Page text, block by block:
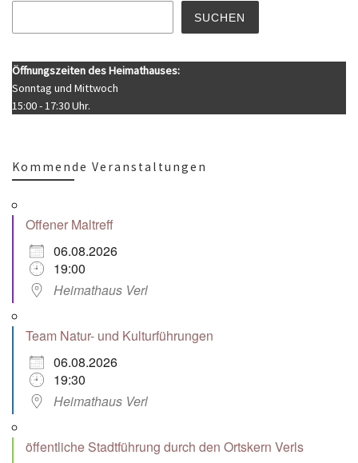
SUCHEN
Öffnungszeiten des Heimathauses:
Sonntag und Mittwoch
15:00 - 17:30 Uhr.
Kommende Veranstaltungen
Offener Maltreff
06.08.2026
19:00
Heimathaus Verl
Team Natur- und Kulturführungen
06.08.2026
19:30
Heimathaus Verl
öffentliche Stadtführung durch den Ortskern Verls